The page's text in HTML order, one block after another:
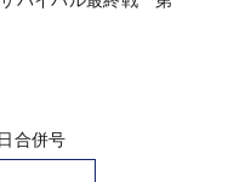
合併号